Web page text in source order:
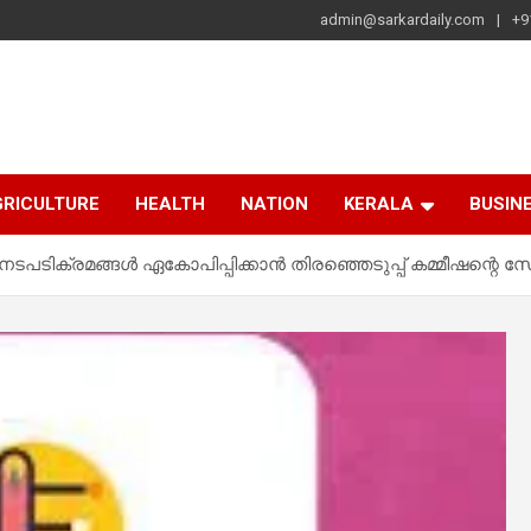
admin@sarkardaily.com
HEALTH NATION KERALA
ഏകോപിപ്പിക്കാൻ തിരഞ്ഞെടുപ്പ് കമ്മീഷന്റെ